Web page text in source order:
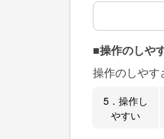
上記のように
■操作のしや
操作のしやす
5．操作し
やすい